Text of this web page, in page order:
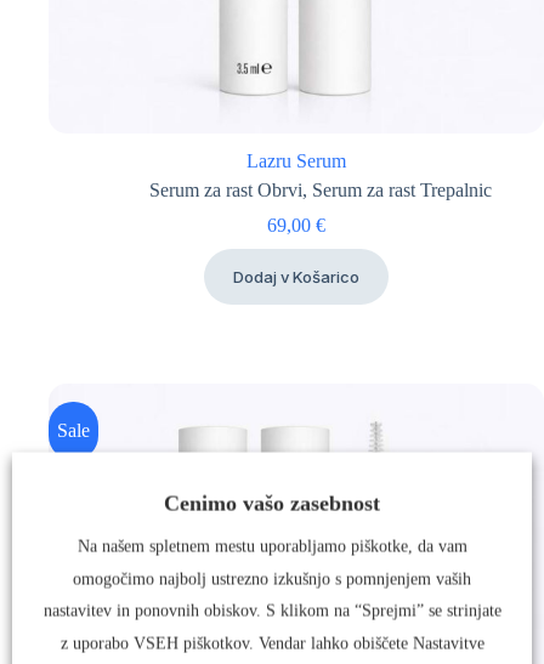
Lazru Serum
Serum za rast Obrvi, Serum za rast Trepalnic
69,00 €
Dodaj v Košarico
Sale
Cenimo vašo zasebnost
Na našem spletnem mestu uporabljamo piškotke, da vam
omogočimo najbolj ustrezno izkušnjo s pomnjenjem vaših
nastavitev in ponovnih obiskov. S klikom na “Sprejmi” se strinjate
z uporabo VSEH piškotkov. Vendar lahko obiščete Nastavitve